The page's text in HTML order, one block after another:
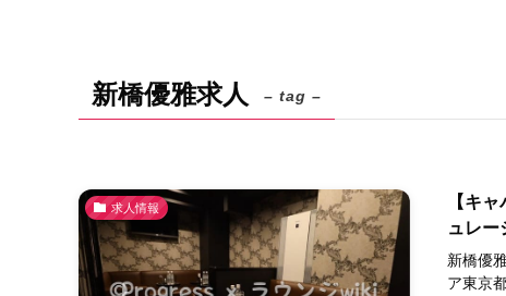
新橋優雅求人 – tag –
求人情報
【キ
ュレー
新橋優
ア東京